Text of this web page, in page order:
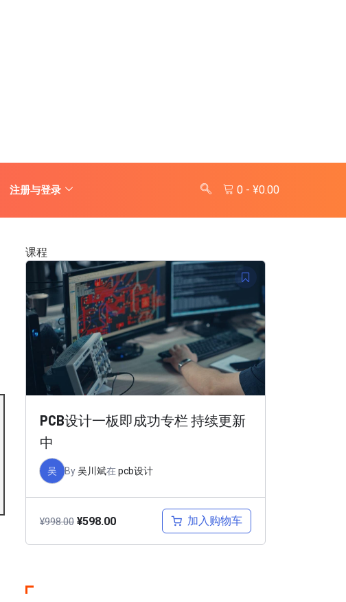
注册与登录 0 - ¥0.00
课程
PCB设计一板即成功专栏 持续更新
中
吴 By吴川斌在 pcb设计
¥998.00 ¥598.00 加入购物车